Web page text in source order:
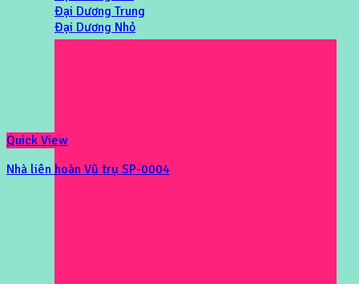
Đại Dương Trung
Đại Dương Nhỏ
Quick View
Nhà liên hoàn Vũ trụ SP-0004